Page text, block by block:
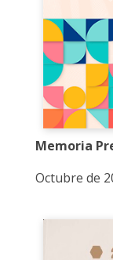
Memoria
Octubre de